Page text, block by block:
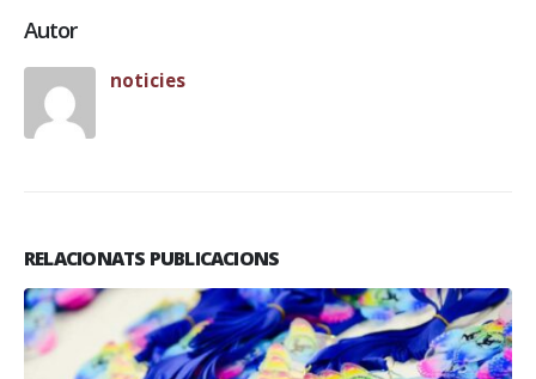
Autor
noticies
RELACIONATS PUBLICACIONS